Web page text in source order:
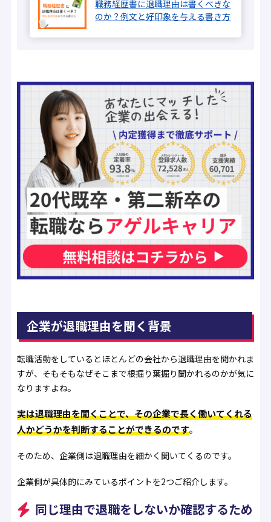
職務経歴書に退職理由は書くべきな
のか？例文と好印象を与える書き方
企業が退職理由を聞く背景
転職活動をしているとほとんどの会社から退職理由を聞かれま
すが、そもそもなぜそこまで根掘り葉掘り聞かれるのかが気に
なりますよね。
実は退職理由を聞くことで、その企業で長く働いてくれる
人かどうかを判断することができるのです。
そのため、企業側は退職理由を細かく聞いてくるのです。
企業側が具体的にみているポイントを2つご紹介します。
同じ理由で退職をしないか確認するため